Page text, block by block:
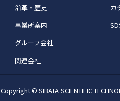
沿革・歴史
事業所案内
グループ会社
関連会社
カ
Copyright © SIBATA SCIENTIFIC